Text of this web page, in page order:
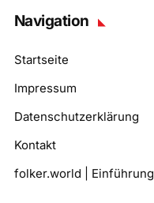
Navigation
Startseite
Impressum
Datenschutzerklärung
Kontakt
folker.world | Einführung